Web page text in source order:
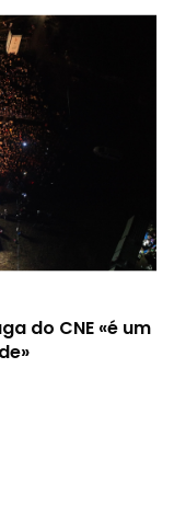
do CNE «é um